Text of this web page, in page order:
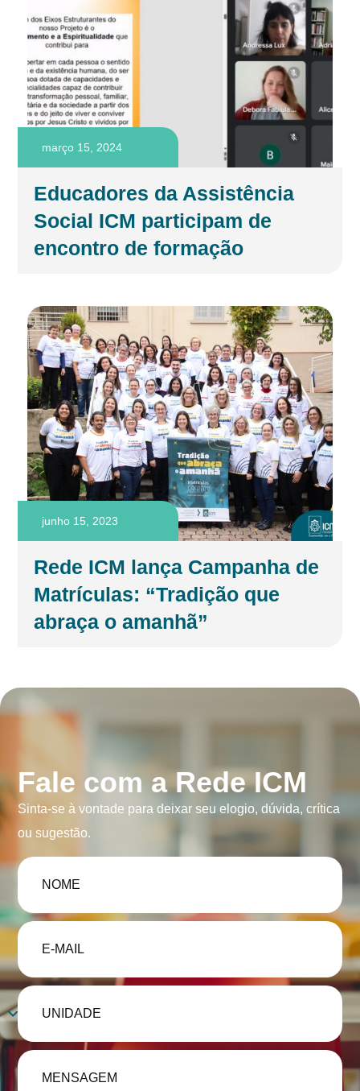
março 15, 2024
Educadores da Assistência
Social ICM participam de
encontro de formação
junho 15, 2023
Rede ICM lança Campanha de
Matrículas: “Tradição que
abraça o amanhã”
Fale com a Rede ICM
Sinta-se à vontade para deixar seu elogio, dúvida, crítica
ou sugestão.